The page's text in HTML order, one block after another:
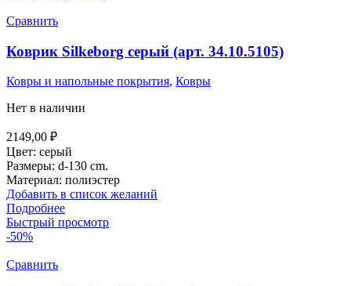
Сравнить
Коврик Silkeborg серый (арт. 34.10.5105)
Ковры и напольные покрытия, Ковры
Нет в наличии
2149,00 ₽
Цвет: серый
Размеры: d-130 cm.
Материал: полиэстер
Добавить в список желаний
Подробнее
Быстрый просмотр
-50%
Сравнить